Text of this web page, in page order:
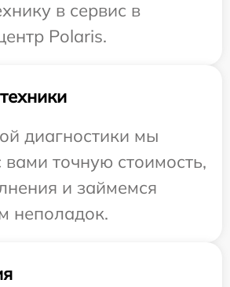
в сервис в
Polaris.
диагностики мы
вами точную стоимость,
и займемся
неполадок.